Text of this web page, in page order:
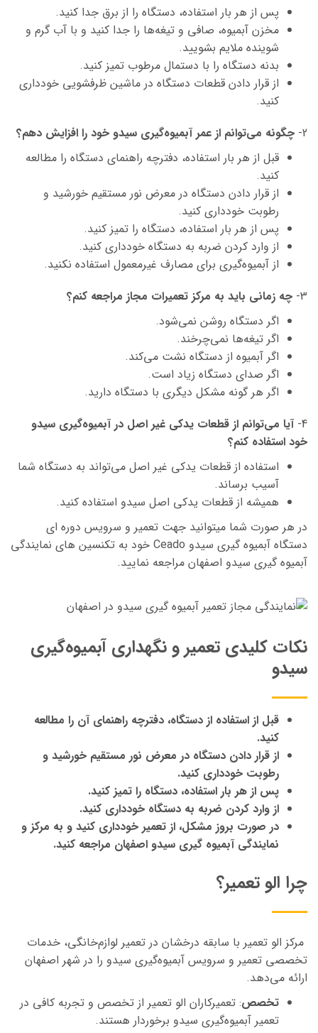
پس از هر بار استفاده، دستگاه را از برق جدا کنید.
مخزن آبمیوه، صافی و تیغه‌ها را جدا کنید و با آب گرم و
شوینده ملایم بشویید.
بدنه دستگاه را با دستمال مرطوب تمیز کنید.
از قرار دادن قطعات دستگاه در ماشین ظرفشویی خودداری
کنید.
2- چگونه می‌توانم از عمر آبمیوه‌گیری سیدو خود را افزایش دهم؟
قبل از هر بار استفاده، دفترچه راهنمای دستگاه را مطالعه
کنید.
از قرار دادن دستگاه در معرض نور مستقیم خورشید و
رطوبت خودداری کنید.
پس از هر بار استفاده، دستگاه را تمیز کنید.
از وارد کردن ضربه به دستگاه خودداری کنید.
از آبمیوه‌گیری برای مصارف غیرمعمول استفاده نکنید.
3- چه زمانی باید به مرکز تعمیرات مجاز مراجعه کنم؟
اگر دستگاه روشن نمی‌شود.
اگر تیغه‌ها نمی‌چرخند.
اگر آبمیوه از دستگاه نشت می‌کند.
اگر صدای دستگاه زیاد است.
اگر هر گونه مشکل دیگری با دستگاه دارید.
4- آیا می‌توانم از قطعات یدکی غیر اصل در آبمیوه‌گیری سیدو
خود استفاده کنم؟
استفاده از قطعات یدکی غیر اصل می‌تواند به دستگاه شما
آسیب برساند.
همیشه از قطعات یدکی اصل سیدو استفاده کنید.
در هر صورت شما میتوانید جهت تعمیر و سرویس دوره ای
دستگاه آبمیوه گیری سیدو Ceado خود به تکنسین های نمایندگی
آبمیوه گیری سیدو اصفهان مراجعه نمایید.
نکات کلیدی تعمیر و نگهداری آبمیوه‌گیری
سیدو
قبل از استفاده از دستگاه، دفترچه راهنمای آن را مطالعه
کنید.
از قرار دادن دستگاه در معرض نور مستقیم خورشید و
رطوبت خودداری کنید.
پس از هر بار استفاده، دستگاه را تمیز کنید.
از وارد کردن ضربه به دستگاه خودداری کنید.
در صورت بروز مشکل، از تعمیر خودداری کنید و به مرکز و
نمایندگی آبمیوه گیری سیدو اصفهان مراجعه کنید.
چرا الو تعمیر؟
مرکز الو تعمیر با سابقه درخشان در تعمیر لوازم‌خانگی، خدمات
تخصصی تعمیر و سرویس آبمیوه‌گیری سیدو را در شهر اصفهان
ارائه می‌دهد.
تخصص: تعمیرکاران الو تعمیر از تخصص و تجربه کافی در
تعمیر آبمیوه‌گیری سیدو برخوردار هستند.